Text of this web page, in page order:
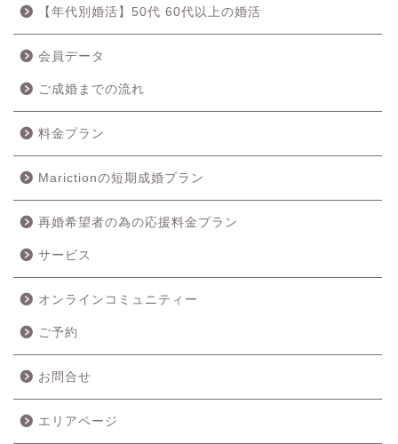
【年代別婚活】50代 60代以上の婚活
会員データ
ご成婚までの流れ
料金プラン
Marictionの短期成婚プラン
再婚希望者の為の応援料金プラン
サービス
オンラインコミュニティー
ご予約
お問合せ
エリアページ